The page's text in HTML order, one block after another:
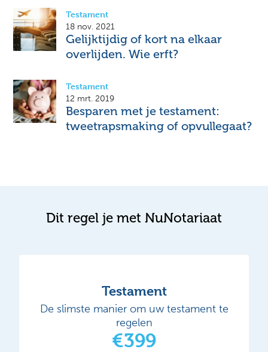
Testament
18 nov. 2021
Gelijktijdig of kort na elkaar
overlijden. Wie erft?
Testament
12 mrt. 2019
Besparen met je testament:
tweetrapsmaking of opvullegaat?
Dit regel je met NuNotariaat
Testament
De slimste manier om uw testament te
regelen
€399